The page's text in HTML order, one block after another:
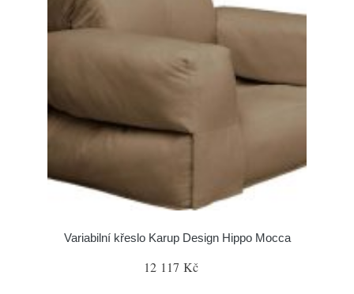
Variabilní křeslo Karup Design Hippo Mocca
12 117 Kč